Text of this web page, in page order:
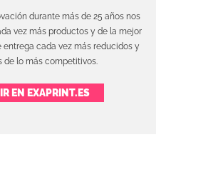
durante más de 25 años nos
vez más productos y de la mejor
entrega cada vez más reducidos y
de lo más competitivos.
EN EXAPRINT.ES